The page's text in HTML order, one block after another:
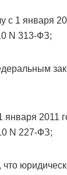
с 1 января
N 313-ФЗ;
января 2011
N 227-ФЗ;
что